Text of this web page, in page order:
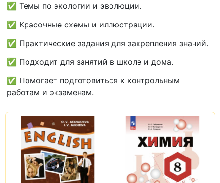
✅ Темы по экологии и эволюции.
✅ Красочные схемы и иллюстрации.
✅ Практические задания для закрепления знаний.
✅ Подходит для занятий в школе и дома.
✅ Помогает подготовиться к контрольным
работам и экзаменам.